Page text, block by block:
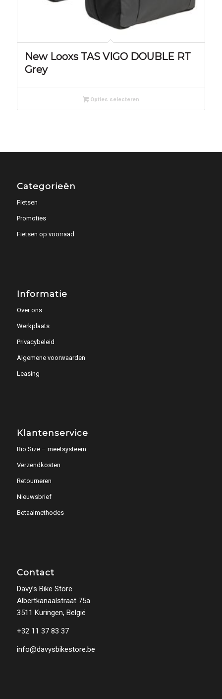
New Looxs TAS VIGO DOUBLE RT
Grey
Opties selecteren
Categorieën
Fietsen
Promoties
Fietsen op voorraad
Informatie
Over ons
Werkplaats
Privacybeleid
Algemene voorwaarden
Leasing
Klantenservice
Bio Size – meetsysteem
Verzendkosten
Retourneren
Nieuwsbrief
Betaalmethodes
Contact
Davy’s Bike Store
Albertkanaalstraat 75a
3511 Kuringen, België
+32 11 37 83 37
info@davysbikestore.be